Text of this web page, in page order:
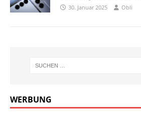
30. Januar 2025 Obli
WERBUNG